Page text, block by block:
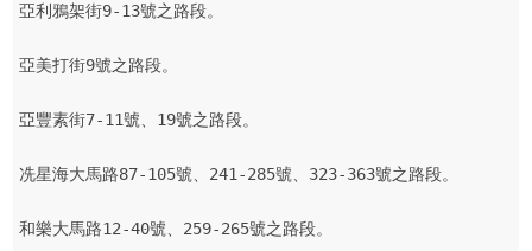
亞利鴉架街9-13號之路段。
亞美打街9號之路段。
亞豐素街7-11號、19號之路段。
冼星海大馬路87-105號、241-285號、323-363號之路段。
和樂大馬路12-40號、259-265號之路段。